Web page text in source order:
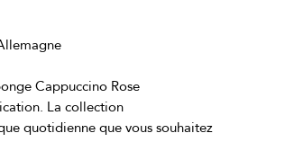
La collection
quotidienne que vous souhaitez